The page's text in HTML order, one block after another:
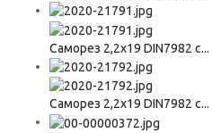
Саморез 2,2х19 DIN7982 с...
Саморез 2,2х19 DIN7982 с...